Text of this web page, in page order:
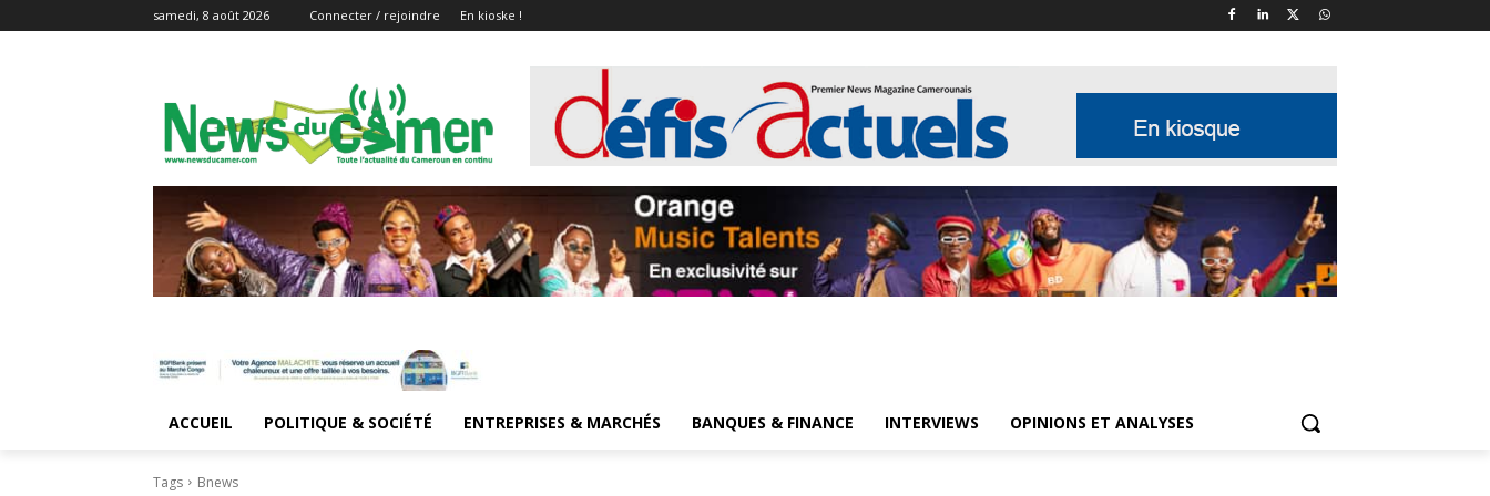
samedi, 8 août 2026 Connecter / rejoindre En kioske !
ACCUEIL POLITIQUE & SOCIÉTÉ ENTREPRISES & MARCHÉS BANQUES & FINANCE INTERVIEWS OPINIONS ET ANALYSES
Tags Bnews